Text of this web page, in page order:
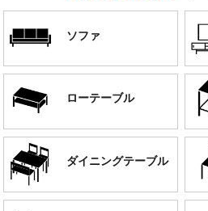
ソファ
ローテーブル
ダイニングテーブル